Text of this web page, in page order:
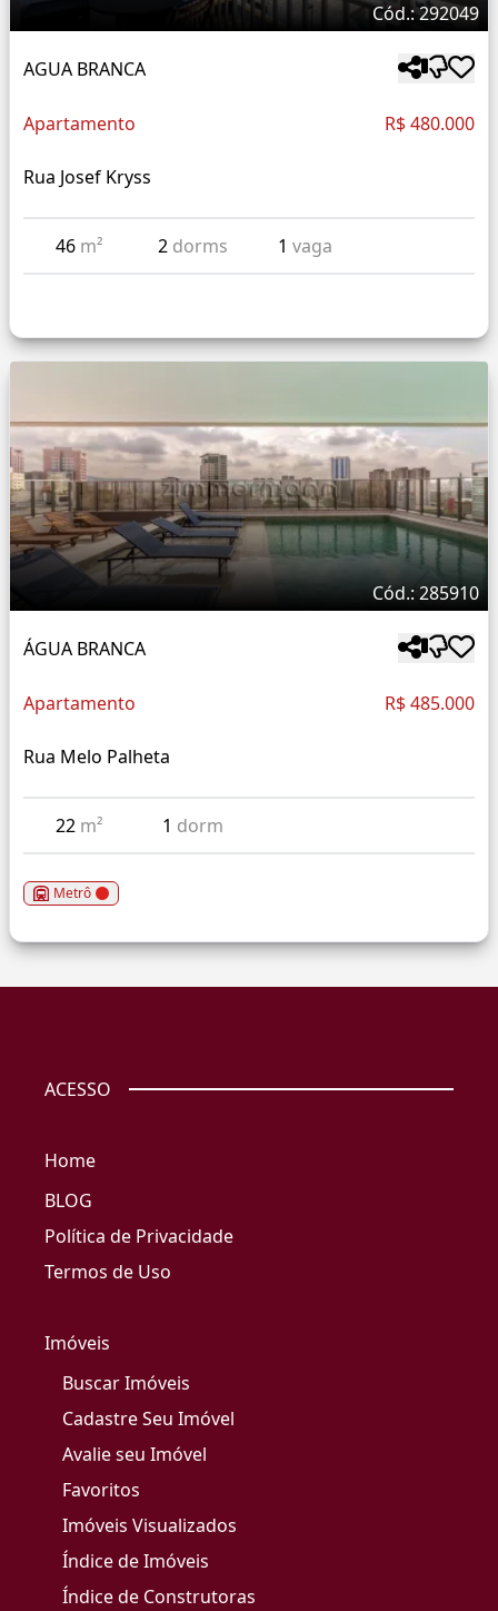
Cód.: 292049
AGUA BRANCA
Apartamento R$ 480.000
Rua Josef Kryss
46 m² 2 dorms 1vaga
Cód.: 285910
ÁGUA BRANCA
Apartamento R$ 485.000
Rua Melo Palheta
22 m² 1 dorm
Metrô
ACESSO
Home
BLOG
Política de Privacidade
Termos de Uso
Imóveis
Buscar Imóveis
Cadastre Seu Imóvel
Avalie seu Imóvel
Favoritos
Imóveis Visualizados
Índice de Imóveis
Índice de Construtoras